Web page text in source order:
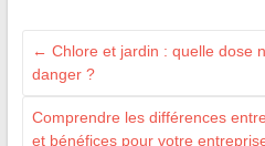
← Chlore et jardin : quelle dose
danger ?
Comprendre les différences
et bénéfices pour votre